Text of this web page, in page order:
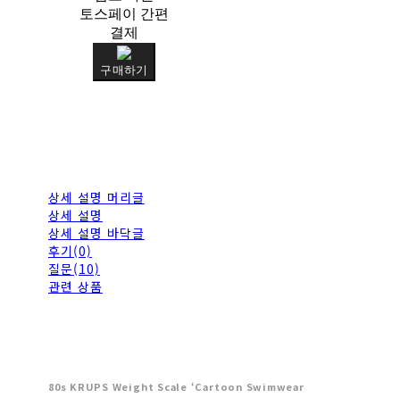
토스페이 간편
결제
구매하기
상세 설명 머리글
상세 설명
상세 설명 바닥글
후기(0)
질문(10)
관련 상품
80s KRUPS Weight Scale ‘Cartoon Swimwear